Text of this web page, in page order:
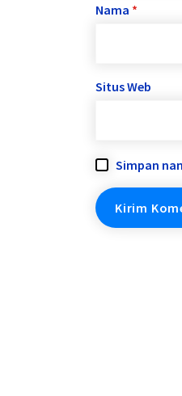
Nama *
Situs Web
Simpan